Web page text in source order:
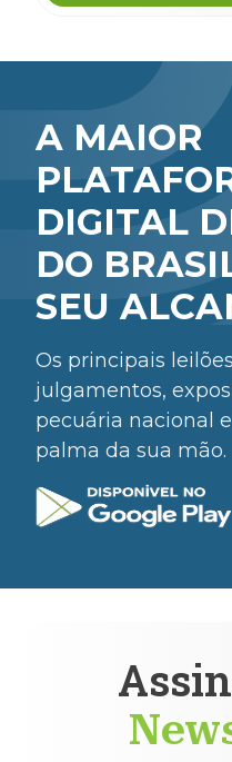
A MAIOR
DIGITAL
DO
SEU
Os principais
julgamentos,
pecuária nacional
palma da sua mão.